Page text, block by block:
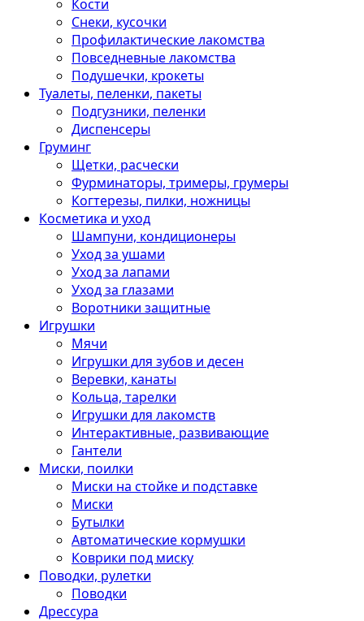
Кости
Снеки, кусочки
Профилактические лакомства
Повседневные лакомства
Подушечки, крокеты
Туалеты, пеленки, пакеты
Подгузники, пеленки
Диспенсеры
Груминг
Щетки, расчески
Фурминаторы, тримеры, грумеры
Когтерезы, пилки, ножницы
Косметика и уход
Шампуни, кондиционеры
Уход за ушами
Уход за лапами
Уход за глазами
Воротники защитные
Игрушки
Мячи
Игрушки для зубов и десен
Веревки, канаты
Кольца, тарелки
Игрушки для лакомств
Интерактивные, развивающие
Гантели
Миски, поилки
Миски на стойке и подставке
Миски
Бутылки
Автоматические кормушки
Коврики под миску
Поводки, рулетки
Поводки
Дрессура